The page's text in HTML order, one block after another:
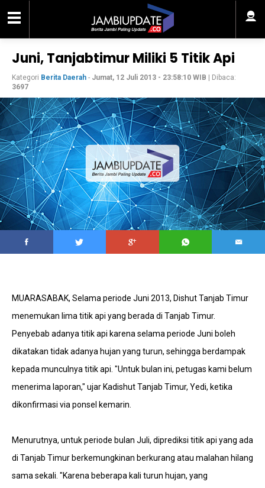
Juni, Tanjabtimur Miliki 5 Titik Api
Kategori Berita Daerah - Jumat, 12 Juli 2013 - 23:58:10 WIB | Dibaca:
3697
MUARASABAK, Selama periode Juni 2013, Dishut Tanjab Timur
menemukan lima titik api yang berada di Tanjab Timur.
Penyebab adanya titik api karena selama periode Juni boleh
dikatakan tidak adanya hujan yang turun, sehingga berdampak
kepada munculnya titik api. "Untuk bulan ini, petugas kami belum
menerima laporan," ujar Kadishut Tanjab Timur, Yedi, ketika
dikonfirmasi via ponsel kemarin.
Menurutnya, untuk periode bulan Juli, diprediksi titik api yang ada
di Tanjab Timur berkemungkinan berkurang atau malahan hilang
sama sekali. "Karena beberapa kali turun hujan, yang